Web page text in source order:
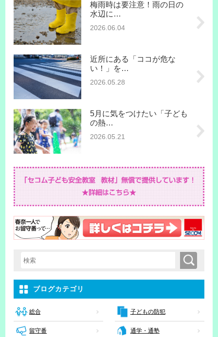
梅雨時は要注意！雨の日の
水辺に…
2026.06.04
近所にある「ココが危な
い！」を…
2026.05.28
5月に気をつけたい「子ども
の熱…
2026.05.21
検索キーワード入力 検索
ブログカテゴリ
総合 子どもの防犯
留守番 通学・通塾